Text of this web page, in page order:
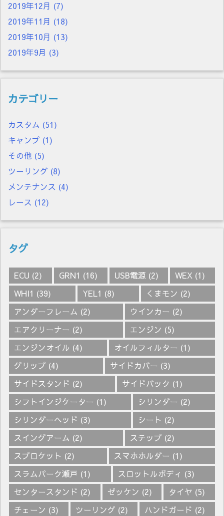
2019年12月 (7)
2019年11月 (18)
2019年10月 (13)
2019年9月 (3)
カテゴリー
カスタム (51)
キャンプ (1)
その他 (5)
ツーリング (8)
メンテナンス (4)
レース (12)
タグ
ECU (2) GRN1 (16) USB電源 (2) WEX (1)
WHI1 (39) YEL1 (8) くまモン (2)
アンダーフレーム (2) ウインカー (2)
エアクリーナー (2) エンジン (5)
エンジンオイル (4) オイルフィルター (1)
グリップ (4) サイドカバー (3)
サイドスタンド (2) サイドバック (1)
シフトインジケーター (1) シリンダー (2)
シリンダーヘッド (3) シート (2)
スイングアーム (2) ステップ (2)
スプロケット (2) スマホホルダー (1)
スラムパーク瀬戸 (1) スロットルボディ (3)
センタースタンド (2) ゼッケン (2) タイヤ (5)
チェーン (3) ツーリング (2) ハンドガード (2)